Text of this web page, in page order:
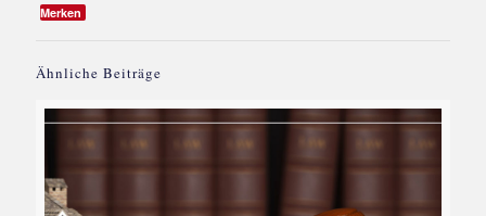
Merken
Ähnliche Beiträge